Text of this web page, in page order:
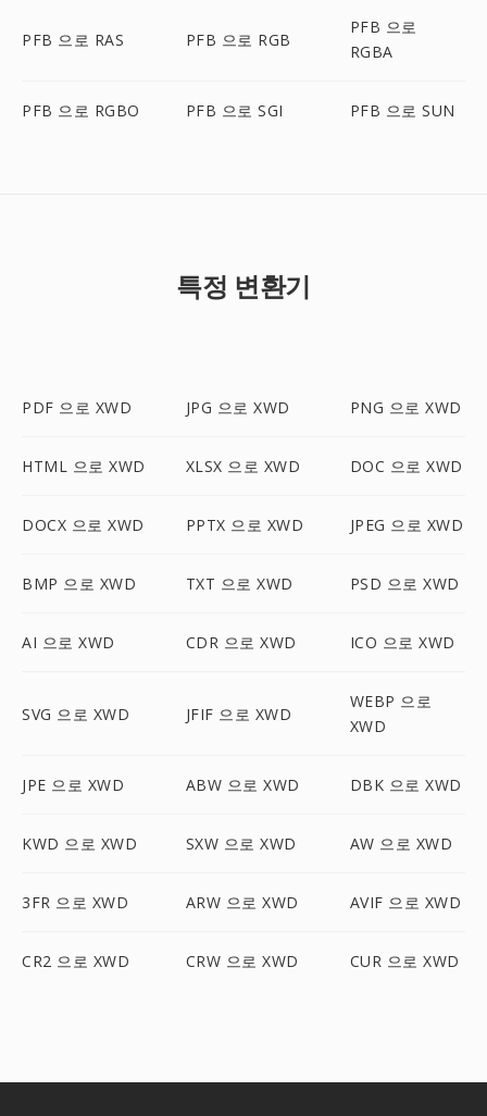
PFB 으로 RAS PFB 으로 RGB
PFB 으로
RGBA
PFB 으로 RGBO PFB 으로 SGI PFB 으로 SUN
특정 변환기
PDF 으로 XWD JPG 으로 XWD PNG 으로 XWD
HTML 으로 XWD XLSX 으로 XWD DOC 으로 XWD
DOCX 으로 XWD PPTX 으로 XWD JPEG 으로 XWD
BMP 으로 XWD TXT 으로 XWD PSD 으로 XWD
AI 으로 XWD CDR 으로 XWD ICO 으로 XWD
SVG 으로 XWD JFIF 으로 XWD
WEBP 으로
XWD
JPE 으로 XWD ABW 으로 XWD DBK 으로 XWD
KWD 으로 XWD SXW 으로 XWD AW 으로 XWD
3FR 으로 XWD ARW 으로 XWD AVIF 으로 XWD
CR2 으로 XWD CRW 으로 XWD CUR 으로 XWD